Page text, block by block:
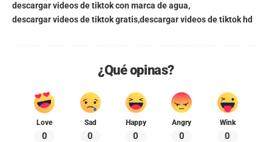
descargar videos de tiktok con marca de agua
descargar videos de tiktok gratisdescargar videos de tiktok hd
¿Qué opinas?
Love
0
Sad
0
Happy
0
Angry
0
Wink
0